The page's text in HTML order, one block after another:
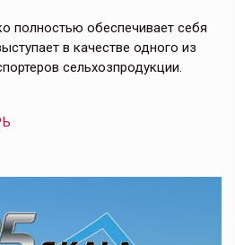
полностью обеспечивает себя
в качестве одного из
сельхозпродукции.